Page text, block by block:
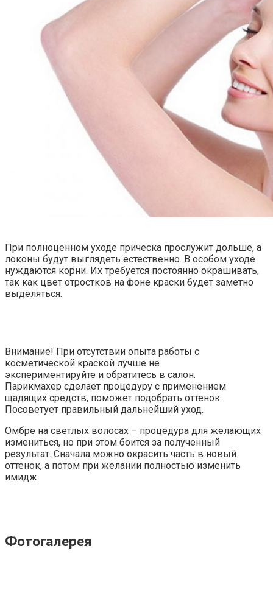
При полноценном уходе прическа прослужит дольше, а
локоны будут выглядеть естественно. В особом уходе
нуждаются корни. Их требуется постоянно окрашивать,
так как цвет отростков на фоне краски будет заметно
выделяться.
Внимание! При отсутствии опыта работы с
косметической краской лучше не
экспериментируйте и обратитесь в салон.
Парикмахер сделает процедуру с применением
щадящих средств, поможет подобрать оттенок.
Посоветует правильный дальнейший уход.
Омбре на светлых волосах – процедура для желающих
измениться, но при этом боится за полученный
результат. Сначала можно окрасить часть в новый
оттенок, а потом при желании полностью изменить
имидж.
Фотогалерея